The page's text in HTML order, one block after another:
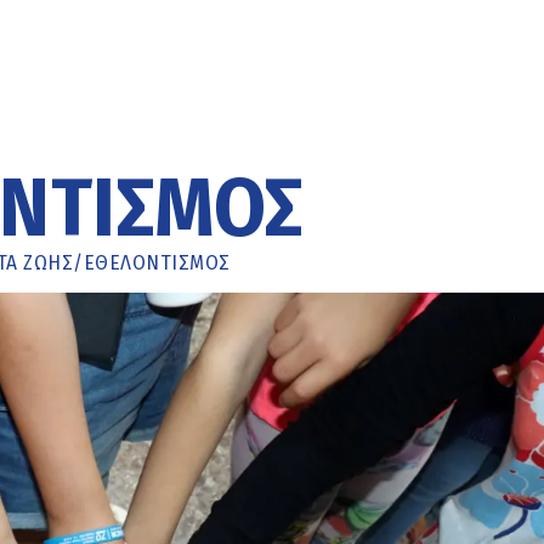
ΖΩΉΣ/ ΕΘΕΛΟΝΤΙΣΜΌΣ